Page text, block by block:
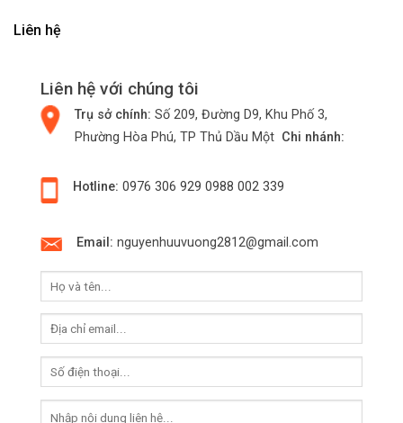
Liên hệ
Liên hệ với chúng tôi
Trụ sở chính: Số 209, Đường D9, Khu Phố 3,
Phường Hòa Phú, TP Thủ Dầu Một Chi nhánh:
Hotline: 0976 306 929 0988 002 339
Email: nguyenhuuvuong2812@gmail.com